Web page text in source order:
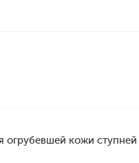
огрубевшей кожи ступней